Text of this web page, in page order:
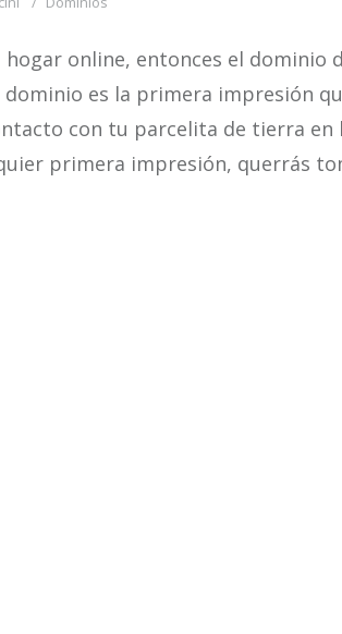
online, entonces el dominio
es la primera impresión
con tu parcelita de tierra en
primera impresión, querrás